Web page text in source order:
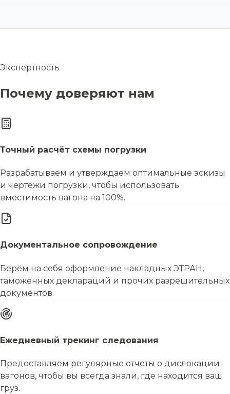
Экспертность
Почему доверяют нам
Точный расчёт схемы погрузки
Разрабатываем и утверждаем оптимальные эскизы
и чертежи погрузки, чтобы использовать
вместимость вагона на 100%.
Документальное сопровождение
Берём на себя оформление накладных ЭТРАН,
таможенных деклараций и прочих разрешительных
документов.
Ежедневный трекинг следования
Предоставляем регулярные отчеты о дислокации
вагонов, чтобы вы всегда знали, где находится ваш
груз.